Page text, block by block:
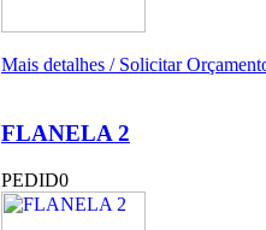
Mais detalhes / Solicitar
FLANELA 2
PEDID0